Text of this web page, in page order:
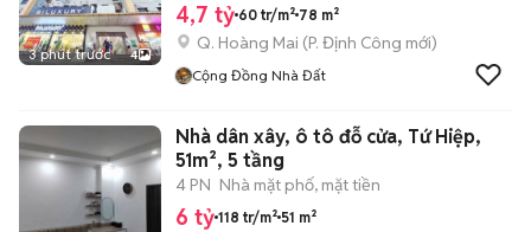
3 phút trước 4
4,7 tỷ 60 tr/m² 78 m²
Q. Hoàng Mai (P. Định Công mới)
Cộng Đồng Nhà Đất
Nhà dân xây, ô tô đỗ cửa, Tứ Hiệp,
51m², 5 tầng
4 PN Nhà mặt phố, mặt tiền
6 tỷ 118 tr/m² 51 m²